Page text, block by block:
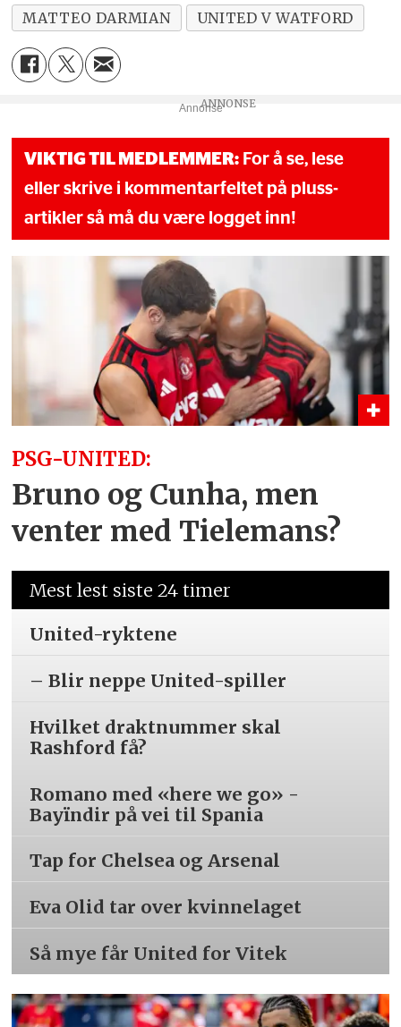
MATTEO DARMIAN
UNITED V WATFORD
Annonse
VIKTIG TIL MEDLEMMER: For å se, lese
eller skrive i kommentarfeltet på pluss-
artikler så må du være logget inn!
PSG-UNITED:
Bruno og Cunha, men
venter med Tielemans?
Mest lest siste 24 timer
United-ryktene
– Blir neppe United-spiller
Hvilket draktnummer skal
Rashford få?
Romano med «here we go» -
Bayïndir på vei til Spania
Tap for Chelsea og Arsenal
Eva Olid tar over kvinnelaget
Så mye får United for Vitek